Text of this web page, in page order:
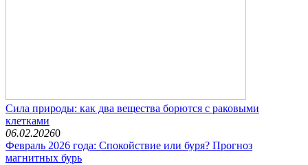
Сила природы: как два вещества борются с раковыми
клетками
06.02.20260
Февраль 2026 года: Спокойствие или буря? Прогноз
магнитных бурь